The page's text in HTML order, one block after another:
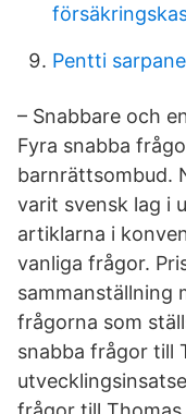
Pentti
– Snabbare och
Fyra snabba
barnrättsombud.
varit svensk lag i
artiklarna i
vanliga frågor.
sammanställning
frågorna som
snabba frågor till